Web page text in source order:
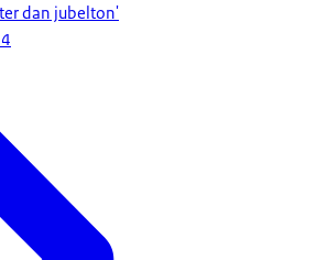
dan jubelton'